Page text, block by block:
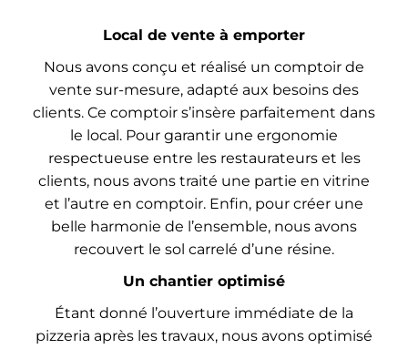
Local de vente à emporter
Nous avons conçu et réalisé un comptoir de
vente sur-mesure, adapté aux besoins des
clients. Ce comptoir s’insère parfaitement dans
le local. Pour garantir une ergonomie
respectueuse entre les restaurateurs et les
clients, nous avons traité une partie en vitrine
et l’autre en comptoir. Enfin, pour créer une
belle harmonie de l’ensemble, nous avons
recouvert le sol carrelé d’une résine.
Un chantier optimisé
Étant donné l’ouverture immédiate de la
pizzeria après les travaux, nous avons optimisé